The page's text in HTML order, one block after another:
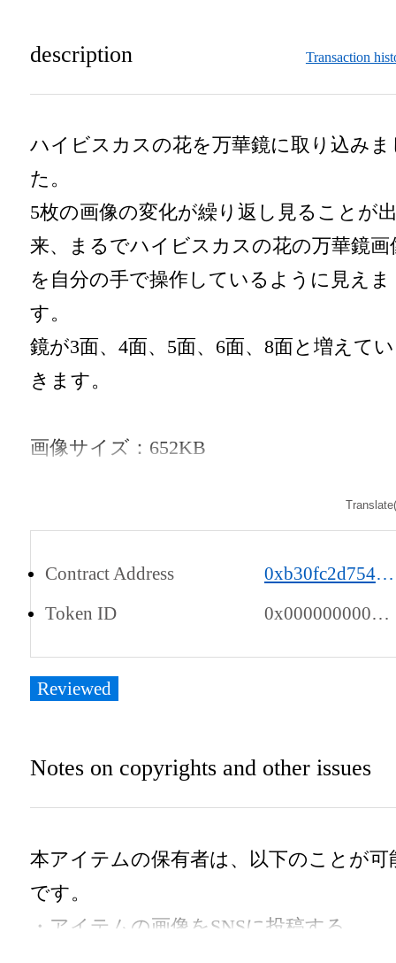
description Transaction
ハイビスカスの花を万華鏡に取り込みま
た。
5枚の画像の変化が繰り返し見ることが
来、まるでハイビスカスの花の万華鏡画
を自分の手で操作しているように見えま
す。
鏡が3面、4面、5面、6面、8面と増えてい
きます。
画像サイズ：652KB
Contract Address
0xb30fc2d754c88c451275b743b6f530f19f643683
Token ID
0x000000000001000006ed0000001fffc0
Reviewed
Notes on copyrights and other issues
本アイテムの保有者は、以下のことが可
です。
・アイテムの画像をSNSに投稿する